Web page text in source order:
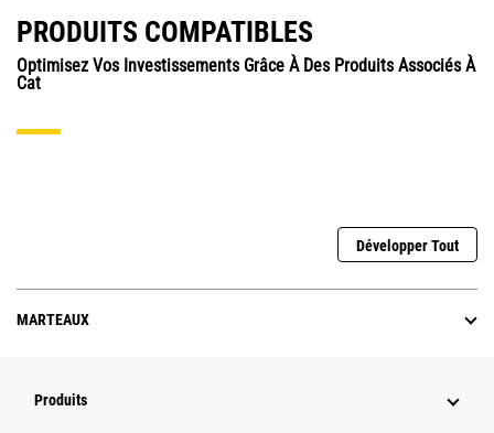
PRODUITS COMPATIBLES
Optimisez Vos Investissements Grâce À Des Produits Associés À
Cat
Développer Tout
MARTEAUX
Produits